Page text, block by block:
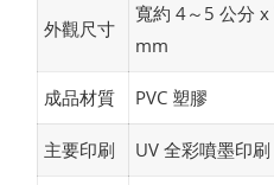
外觀尺寸
寬約 4～5 公分
mm
成品材質 PVC 塑膠
主要印刷 UV 全彩噴墨印刷